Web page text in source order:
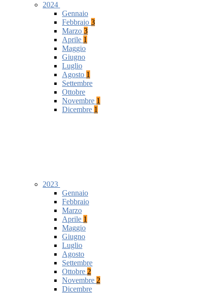
2024
Gennaio
Febbraio 3
Marzo 3
Aprile 1
Maggio
Giugno
Luglio
Agosto 1
Settembre
Ottobre
Novembre 1
Dicembre 1
2023
Gennaio
Febbraio
Marzo
Aprile 1
Maggio
Giugno
Luglio
Agosto
Settembre
Ottobre 2
Novembre 2
Dicembre